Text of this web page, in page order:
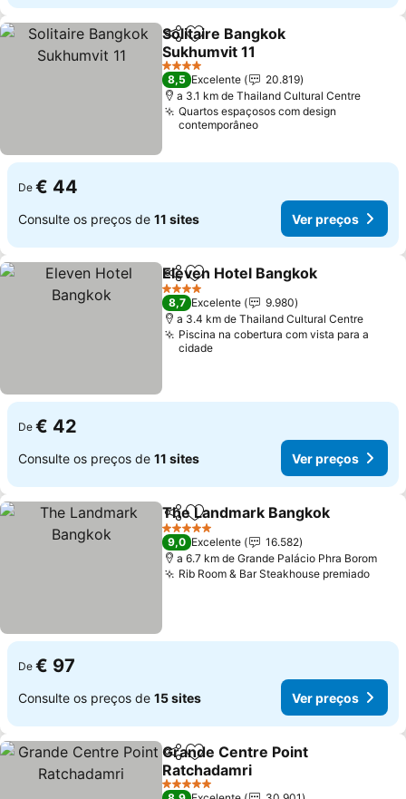
PartilharAdicionar aos favoritos
Solitaire Bangkok
Sukhumvit 11
4 Estrelas
8,5 Excelente
20.819
a 3.1 km de Thailand Cultural Centre
Quartos espaçosos com design
contemporâneo
De € 44
Consulte os preços de 11 sites Ver preços
PartilharAdicionar aos favoritos
Eleven Hotel Bangkok
4 Estrelas
8,7 Excelente
9.980
a 3.4 km de Thailand Cultural Centre
Piscina na cobertura com vista para a
cidade
De € 42
Consulte os preços de 11 sites Ver preços
PartilharAdicionar aos favoritos
The Landmark Bangkok
5 Estrelas
9,0 Excelente
16.582
a 6.7 km de Grande Palácio Phra Borom
Rib Room & Bar Steakhouse premiado
De € 97
Consulte os preços de 15 sites Ver preços
PartilharAdicionar aos favoritos
Grande Centre Point
Ratchadamri
5 Estrelas